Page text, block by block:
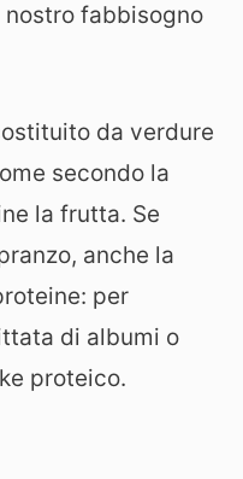
fabbisogno
da verdure
secondo la
la frutta. Se
anche la
per
di albumi o
proteico.